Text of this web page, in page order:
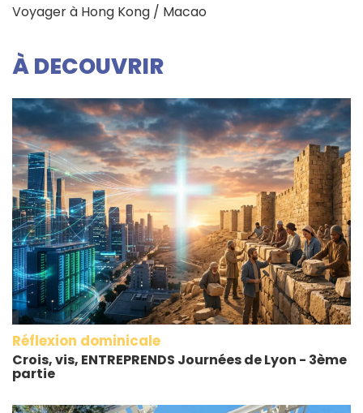
Voyager à Hong Kong / Macao
À DECOUVRIR
Réflexion dominicale
Crois, vis, ENTREPRENDS Journées de Lyon - 3ème
partie